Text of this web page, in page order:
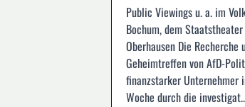
Public Viewings u. a. im
Bochum, dem
Oberhausen Die
Geheimtreffen von AfD-
finanzstarker Unternehmer
Woche durch die